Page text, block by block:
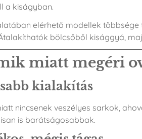
a kiságyban.
elérhető modellek
bölcsőből kisággyá,
miatt megéri
kialakítás
nincsenek veszélyes sarkok,
is barátságosabbak.